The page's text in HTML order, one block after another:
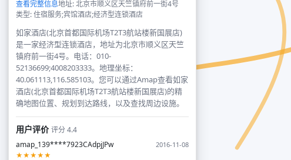
查看完整信息地址: 北京市顺义区天竺镇府前一街4号
类型: 住宿服务;宾馆酒店;经济型连锁酒店
如家酒店(北京首都国际机场T2T3航站楼新国展店)
是一家经济型连锁酒店，地址为北京市顺义区天竺
镇府前一街4号。电话：010-
52136699;4008203333。地理坐标：
40.061113,116.585103。您可以通过Amap查看如家
酒店(北京首都国际机场T2T3航站楼新国展店)的精
确地图位置、规划到达路线，以及查找周边设施。
用户评价评分 4.4
amap_139****7923CAdpjJPw
2016-11-08
★★★★★